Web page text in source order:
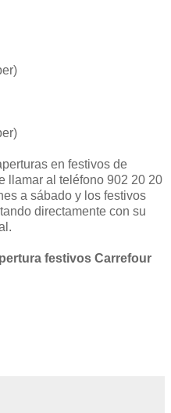
en festivos de
llamar al teléfono 902 20 20
a sábado y los festivos
directamente con su
festivos Carrefour